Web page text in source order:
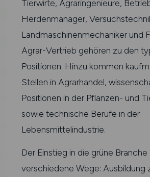
Tierwirte, Agraringenieure,
Herdenmanager,
Landmaschinenmechaniker und
Agrar-Vertrieb gehören zu den
Positionen. Hinzu kommen
Stellen in Agrarhandel,
Positionen in der Pflanzen- und
sowie technische Berufe in der
Lebensmittelindustrie.
Der Einstieg in die grüne
verschiedene Wege: Ausbildung